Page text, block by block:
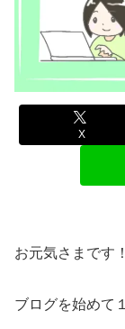
X
お元気さまです
ブログを始めて